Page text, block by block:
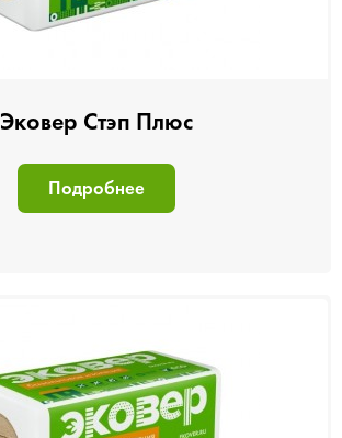
Эковер Стэп Плюс
Подробнее